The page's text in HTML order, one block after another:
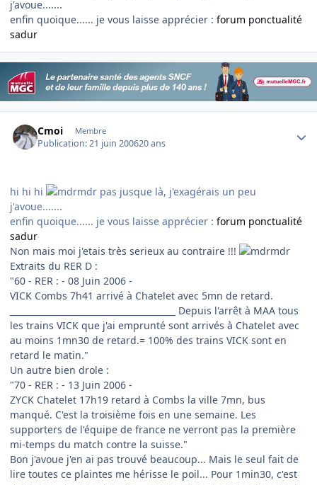
j'avoue.......
enfin quoique...... je vous laisse apprécier : forum ponctualité
sadur
Cmoi Membre
Publication:21 juin 200620 ans
hi hi hi
pas jusque là, j'exagérais un peu
j'avoue.......
enfin quoique...... je vous laisse apprécier : forum ponctualité
sadur
Non mais moi j'etais très serieux au contraire !!!
Extraits du RER D :
"60 - RER : - 08 Juin 2006 -
VICK Combs 7h41 arrivé à Chatelet avec 5mn de retard.
_______________________________________ Depuis l'arrêt à MAA tous
les trains VICK que j'ai emprunté sont arrivés à Chatelet avec
au moins 1mn30 de retard.= 100% des trains VICK sont en
retard le matin."
Un autre bien drole :
"70 - RER : - 13 Juin 2006 -
ZYCK Chatelet 17h19 retard à Combs la ville 7mn, bus
manqué. C'est la troisième fois en une semaine. Les
supporters de l'équipe de france ne verront pas la première
mi-temps du match contre la suisse."
Bon j'avoue j'en ai pas trouvé beaucoup... Mais le seul fait de
lire toutes ce plaintes me hérisse le poil... Pour 1min30, c'est